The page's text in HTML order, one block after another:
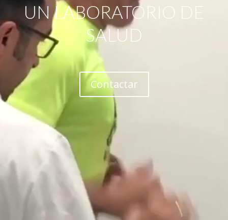
UN LABORATORIO DE
SALUD
Contactar